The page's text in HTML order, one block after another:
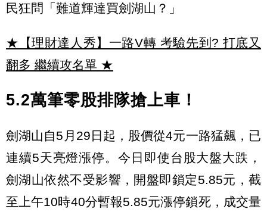
民狂問「難道輝達買劍湖山？」
★【理財達人秀】一路V轉 考驗先到? 打底又
翻多 繼續攻名單 ★
5.2萬筆零股排隊搶上車！
劍湖山自5月29日起，股價從4元一路猛飆，已
連續5天亮燈漲停。今日即使台股大盤大跌，
劍湖山依然不受影響，開盤即鎖定5.85元，截
至上午10時40分暫報5.85元漲停鎖死，成交量